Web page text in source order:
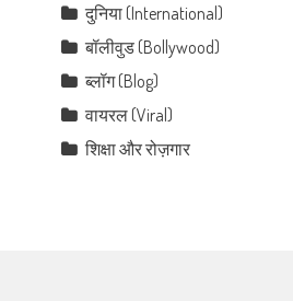
दुनिया (International)
बॉलीवुड (Bollywood)
ब्लॉग (Blog)
वायरल (Viral)
शिक्षा और रोज़गार